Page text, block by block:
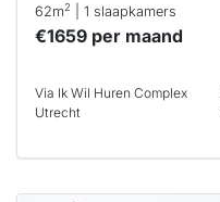
62m2 | 1 slaapkamers
€1659 per maand
Via Ik Wil Huren Complex
Utrecht